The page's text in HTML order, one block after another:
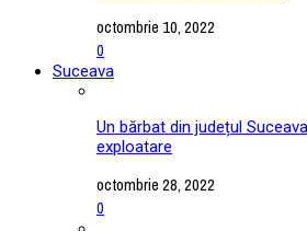
octombrie 10, 2022
0
Suceava
Un bărbat din județul
exploatare
octombrie 28, 2022
0